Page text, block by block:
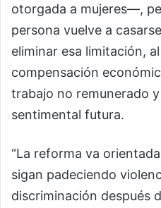
otorgada a mujeres—,
persona vuelve a
eliminar esa limitación,
compensación
trabajo no remunerado
sentimental futura.
“La reforma va
sigan padeciendo
discriminación después